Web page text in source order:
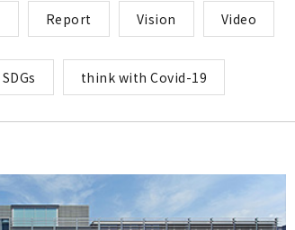
Report Vision Video
SDGs think with Covid-19